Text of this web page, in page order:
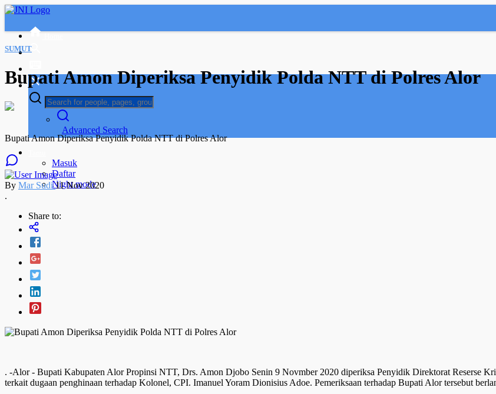
Advanced Search
Masuk
Daftar
Night mode
SUMUT
Bupati Amon Diperiksa Penyidik Polda NTT di Polres Alor
Bupati Amon Diperiksa Penyidik Polda NTT di Polres Alor
By Mar Sudi11 Nov 2020
.
Share to:
. -Alor - Bupati Kabupaten Alor Propinsi NTT, Drs. Amon Djobo Senin 9 Novmber 2020 diperiksa Penyidik Direktorat Reserse
terkait dugaan penghinaan terhadap Kolonel, CPI. Imanuel Yoram Dionisius Adoe. Pemeriksaan terhadap Bupati Alor tersebut